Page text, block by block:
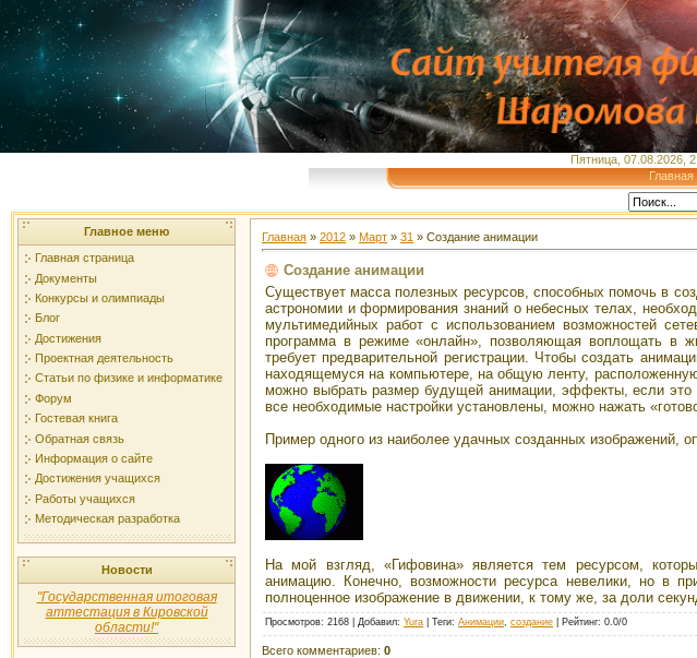
Пятница, 07.08.2026,
Главная
Главное меню
Главная страница
Документы
Конкурсы и олимпиады
Блог
Достижения
Проектная деятельность
Статьи по физике и информатике
Форум
Гостевая книга
Обратная связь
Информация о сайте
Достижения учащихся
Работы учащихся
Методическая разработка
Новости
"Государственная итоговая
аттестация в Кировской
области!"
Главная » 2012 » Март » 31 » Создание анимации
Создание анимации
Существует масса полезных ресурсов, способных помочь в
астрономии и формирования знаний о небесных телах,
мультимедийных работ с использованием возможностей
программа в режиме «онлайн», позволяющая воплощать в
требует предварительной регистрации. Чтобы создать
находящемуся на компьютере, на общую ленту,
можно выбрать размер будущей анимации, эффекты, если это
все необходимые настройки установлены, можно нажать
Пример одного из наиболее удачных созданных изображений,
На мой взгляд, «Гифовина» является тем ресурсом,
анимацию. Конечно, возможности ресурса невелики, но в
полноценное изображение в движении, к тому же, за доли
Просмотров: 2168 Добавил: Yura Теги: Анимации создание Рейтинг: 0.0/0
Всего комментариев: 0